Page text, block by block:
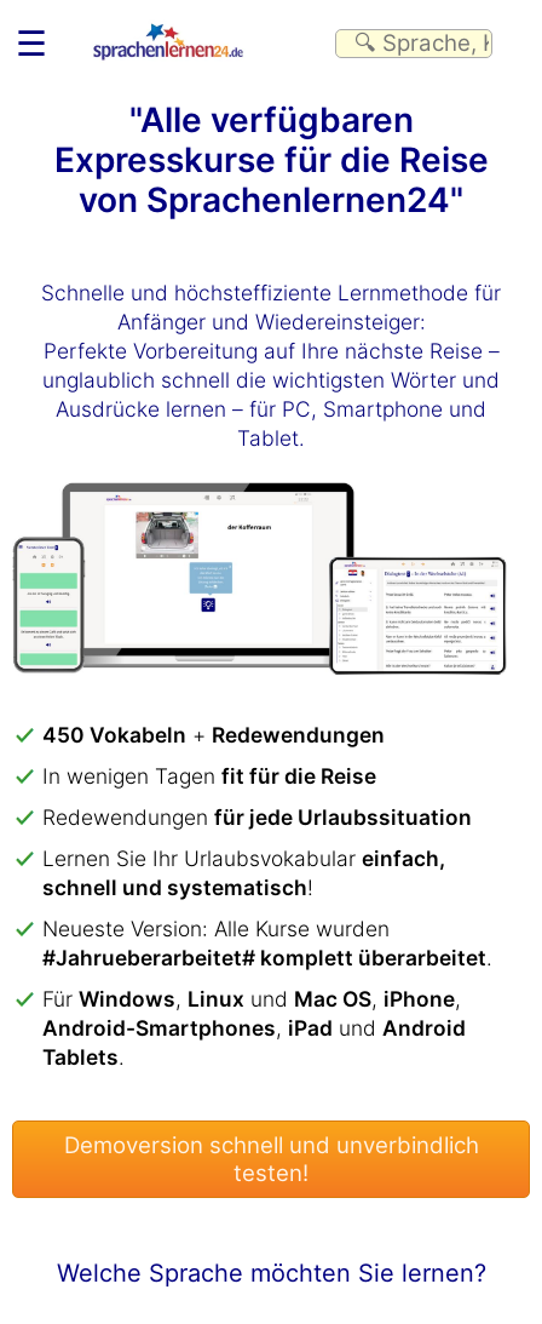
☰
"Alle verfügbaren
Expresskurse für die Reise
von Sprachenlernen24"
Schnelle und höchsteffiziente Lernmethode für
Anfänger und Wiedereinsteiger:
Perfekte Vorbereitung auf Ihre nächste Reise –
unglaublich schnell die wichtigsten Wörter und
Ausdrücke lernen – für PC, Smartphone und
Tablet.
450 Vokabeln + Redewendungen
In wenigen Tagen fit für die Reise
Redewendungen für jede Urlaubssituation
Lernen Sie Ihr Urlaubsvokabular einfach,
schnell und systematisch!
Neueste Version: Alle Kurse wurden
#Jahrueberarbeitet# komplett überarbeitet.
Für Windows, Linux und Mac OS, iPhone,
Android-Smartphones, iPad und Android
Tablets.
Welche Sprache möchten Sie lernen?